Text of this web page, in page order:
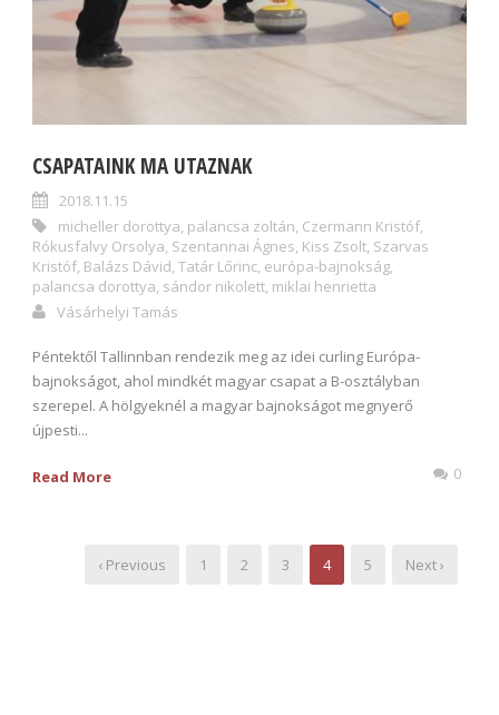
CSAPATAINK MA UTAZNAK
2018.11.15
micheller dorottya, palancsa zoltán, Czermann Kristóf,
Rókusfalvy Orsolya, Szentannai Ágnes, Kiss Zsolt, Szarvas
Kristóf, Balázs Dávid, Tatár Lőrinc, európa-bajnokság,
palancsa dorottya, sándor nikolett, miklai henrietta
Vásárhelyi Tamás
Péntektől Tallinnban rendezik meg az idei curling Európa-
bajnokságot, ahol mindkét magyar csapat a B-osztályban
szerepel. A hölgyeknél a magyar bajnokságot megnyerő
újpesti...
Read More 0
‹ Previous 1 2 3 4 5 Next ›